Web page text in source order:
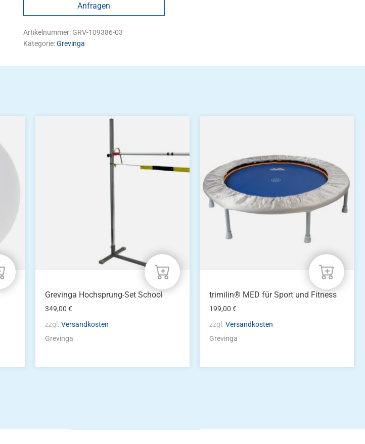
Anfragen
Artikelnummer: GRV-109386-03
Kategorie:Grevinga
Grevinga Hochsprung-Set School
349,00€
zzgl.Versandkosten
Grevinga
trimilin® MED für Sport und Fitness
199,00€
zzgl.Versandkosten
Grevinga